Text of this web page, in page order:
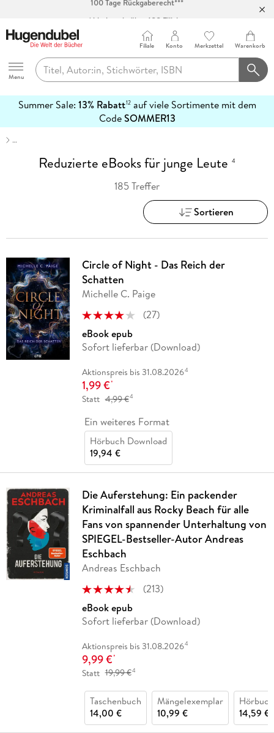
Abholung in über 100 Filialen
Hugendubel
Menu
Filiale Konto Merkzettel Warenkorb
Summer Sale: 13% Rabatt12auf viele Sortimente mit dem
CodeSOMMER13
erfahren
…
Reduzierte eBooks für junge Leute 4
185 Treffer
Sortieren
Circle of Night - Das Reich der
Schatten
Michelle C. Paige
(27)
eBook epub
Sofort lieferbar (Download)
Aktionspreis bis 31.08.20264
1,99 €*
Statt 4,99 €4
Ein weiteres Format
Hörbuch Download
19,94 €
Die Auferstehung: Ein packender
Kriminalfall aus Rocky Beach für alle
Fans von spannender Unterhaltung von
SPIEGEL-Bestseller-Autor Andreas
Eschbach
Andreas Eschbach
(213)
eBook epub
Sofort lieferbar (Download)
Aktionspreis bis 31.08.20264
9,99 €*
Statt 19,99 €4
Taschenbuch
14,00 €
Mängelexemplar
10,99 €
14,59 €